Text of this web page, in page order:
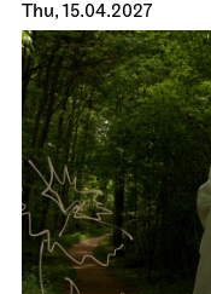
Thu, 15.04.2027